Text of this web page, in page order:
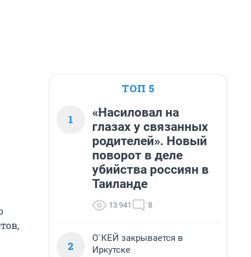
ТОП 5
1
«Насиловал на
глазах у связанных
родителей». Новый
поворот в деле
убийства россиян в
Таиланде
13 941 8
2
О`КЕЙ закрывается в
Иркутске